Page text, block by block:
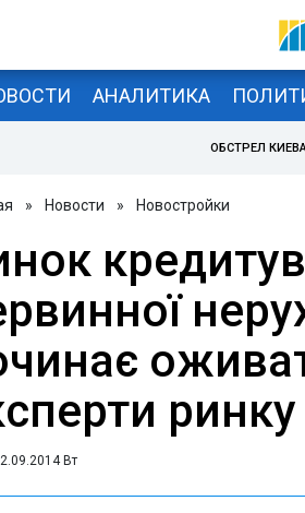
АНАЛИТИКА
ОБСТРЕЛ
» Новости » Новостройки
ринку
Вт